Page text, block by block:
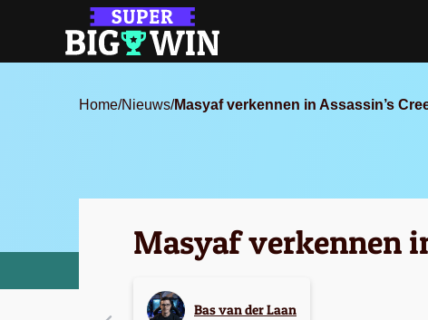
Home/Nieuws/Masyaf verkennen in Assassin’s
Masyaf verkennen
Bas van der Laan